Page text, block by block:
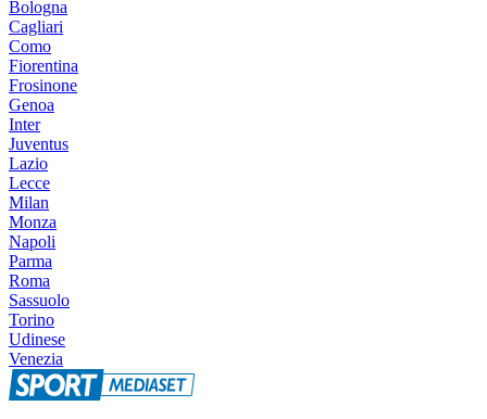
Bologna
Cagliari
Como
Fiorentina
Frosinone
Genoa
Inter
Juventus
Lazio
Lecce
Milan
Monza
Napoli
Parma
Roma
Sassuolo
Torino
Udinese
Venezia